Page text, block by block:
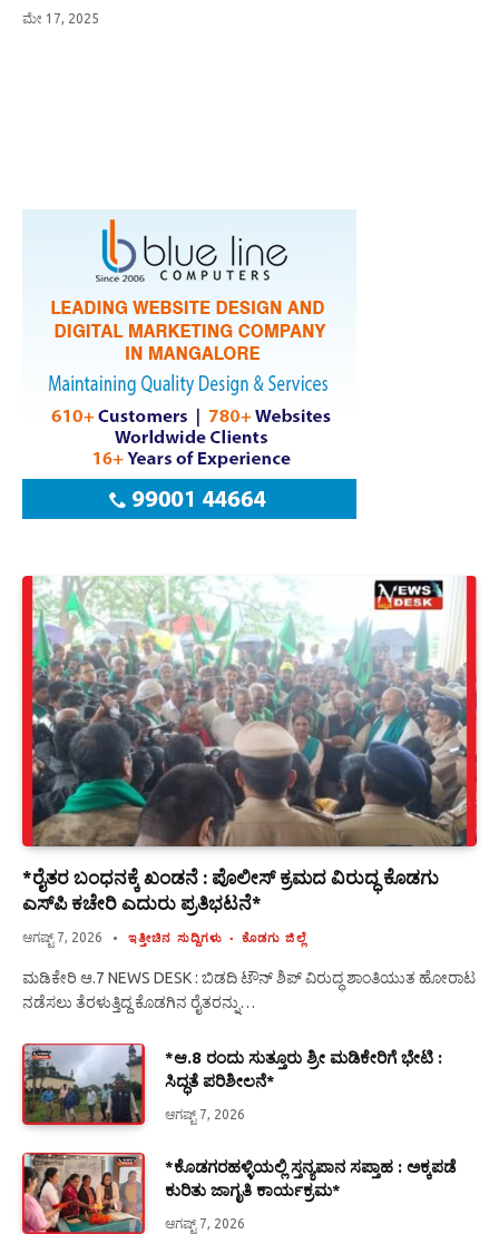
ಮೇ 17, 2025
*ರೈತರ ಬಂಧನಕ್ಕೆ ಖಂಡನೆ : ಪೊಲೀಸ್ ಕ್ರಮದ ವಿರುದ್ಧ ಕೊಡಗು
ಎಸ್‍ಪಿ ಕಚೇರಿ ಎದುರು ಪ್ರತಿಭಟನೆ*
ಆಗಷ್ಟ್ 7, 2026 ಇತ್ತೀಚಿನ ಸುದ್ದಿಗಳು ಕೊಡಗು ಜಿಲ್ಲೆ
ಮಡಿಕೇರಿ ಆ.7 NEWS DESK : ಬಿಡದಿ ಟೌನ್ ಶಿಪ್ ವಿರುದ್ಧ ಶಾಂತಿಯುತ ಹೋರಾಟ
ನಡೆಸಲು ತೆರಳುತ್ತಿದ್ದ ಕೊಡಗಿನ ರೈತರನ್ನು…
*ಆ.8 ರಂದು ಸುತ್ತೂರು ಶ್ರೀ ಮಡಿಕೇರಿಗೆ ಭೇಟಿ :
ಸಿದ್ಧತೆ ಪರಿಶೀಲನೆ*
ಆಗಷ್ಟ್ 7, 2026
*ಕೊಡಗರಹಳ್ಳಿಯಲ್ಲಿ ಸ್ತನ್ಯಪಾನ ಸಪ್ತಾಹ : ಅಕ್ಕಪಡೆ
ಕುರಿತು ಜಾಗೃತಿ ಕಾರ್ಯಕ್ರಮ*
ಆಗಷ್ಟ್ 7, 2026